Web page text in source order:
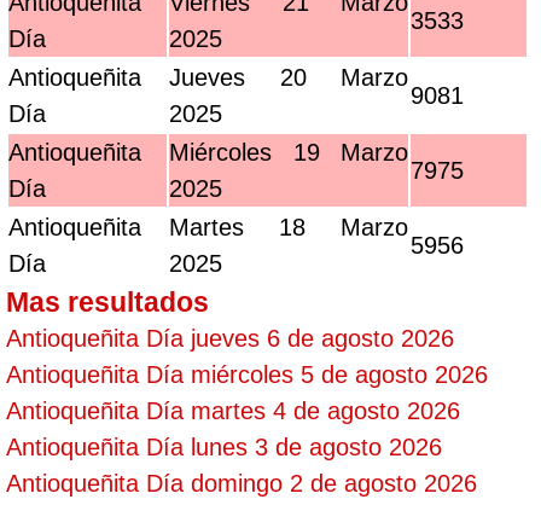
Día
2025
3533
Antioqueñita
Día
Jueves 20 Marzo
2025
9081
Antioqueñita
Día
Miércoles 19 Marzo
2025
7975
Antioqueñita
Día
Martes 18 Marzo
2025
5956
Mas resultados
Antioqueñita Día jueves 6 de agosto 2026
Antioqueñita Día miércoles 5 de agosto 2026
Antioqueñita Día martes 4 de agosto 2026
Antioqueñita Día lunes 3 de agosto 2026
Antioqueñita Día domingo 2 de agosto 2026